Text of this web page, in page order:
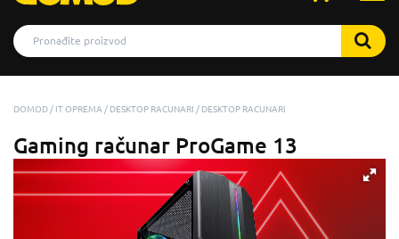
DOMOD IT OPREMA DESKTOP RACUNARI DESKTOP RACUNARI
Gaming računar ProGame 13